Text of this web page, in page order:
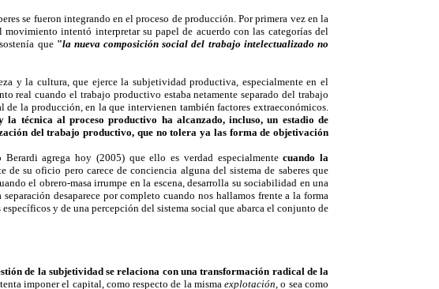
se fueron integrando en el proceso de producción. Por primera vez en la
intentó interpretar su papel de acuerdo con las categorías del
que"la nueva composición social del trabajo intelectualizado no
y la cultura, que ejerce la subjetividad productiva, especialmente en el
real cuando el trabajo productivo estaba netamente separado del trabajo
la producción, en la que intervienen también factores extraeconómicos.
técnica al proceso productivo ha alcanzado, incluso, un estadio de
del trabajo productivo, que no tolera ya las forma de objetivación
agrega hoy (2005) que ello es verdad especialmentecuando la
su oficio pero carece de conciencia alguna del sistema de saberes que
el obrero-masa irrumpe en la escena, desarrolla su sociabilidad en una
desaparece por completo cuando nos hallamos frente a la forma
y de una percepción del sistema social que abarca el conjunto de
de la subjetividad se relaciona con una transformación radical de la
imponer el capital, como respecto de la mismaexplotación , o sea como